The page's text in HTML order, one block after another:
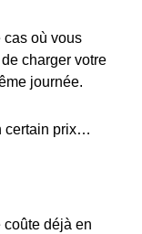
cas où vous
charger votre
journée.
certain prix…
coûte déjà en